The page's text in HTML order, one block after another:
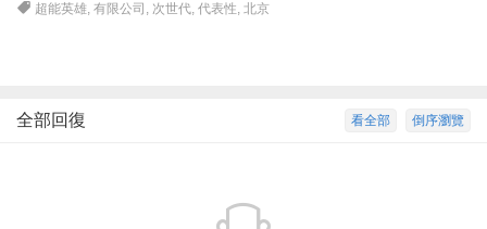
超能英雄,有限公司 , 次世代,代表性,北京
倒序瀏覽
看全部
全部回復